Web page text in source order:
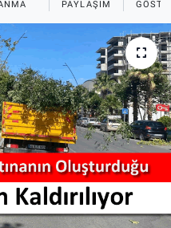
PAYLAŞIM